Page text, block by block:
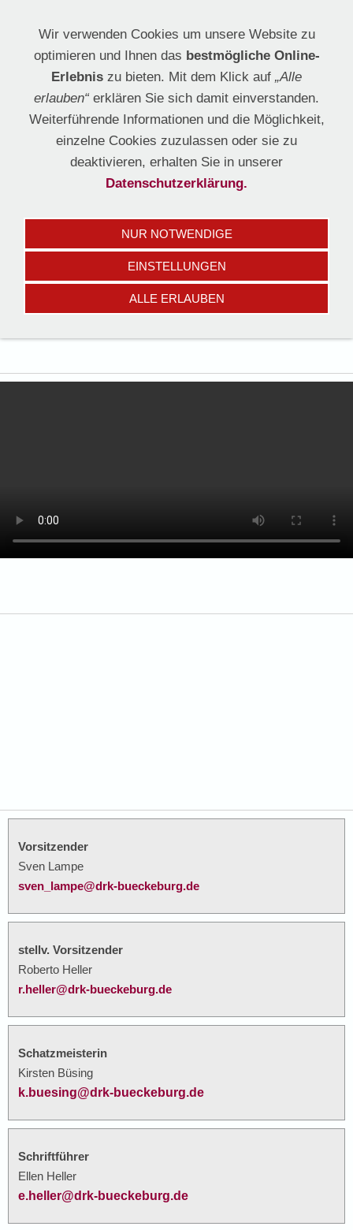
Navigation einblenden
Vorsitzender
Sven Lampe
sven_lampe@drk-bueckeburg.de
stellv. Vorsitzender
Roberto Heller
r.heller@drk-bueckeburg.de
Schatzmeisterin
Kirsten Büsing
k.buesing@drk-bueckeburg.de
Schriftführer
Ellen Heller
e.heller@drk-bueckeburg.de
Wir verwenden Cookies um unsere Website zu
optimieren und Ihnen das bestmögliche Online-
Erlebnis zu bieten. Mit dem Klick auf „Alle
erlauben“ erklären Sie sich damit einverstanden.
Weiterführende Informationen und die Möglichkeit,
einzelne Cookies zuzulassen oder sie zu
deaktivieren, erhalten Sie in unserer
Datenschutzerklärung.
NUR NOTWENDIGE
EINSTELLUNGEN
ALLE ERLAUBEN